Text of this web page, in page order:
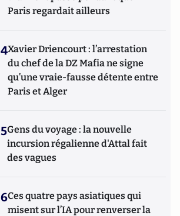
Paris regardait ailleurs
4Xavier Driencourt : l’arrestation
du chef de la DZ Mafia ne signe
qu’une vraie-fausse détente entre
Paris et Alger
5Gens du voyage : la nouvelle
incursion régalienne d'Attal fait
des vagues
6Ces quatre pays asiatiques qui
misent sur l’IA pour renverser la